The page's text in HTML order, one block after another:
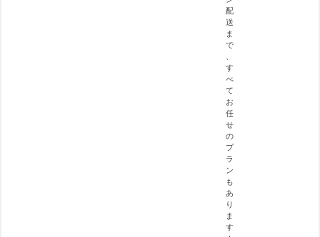
配
送
ま
で
、
す
べ
て
お
任
せ
の
プ
ラ
ン
も
あ
り
ま
す